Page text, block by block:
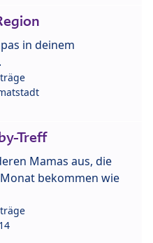
in deinem
Treff
Mamas aus, die
bekommen wie